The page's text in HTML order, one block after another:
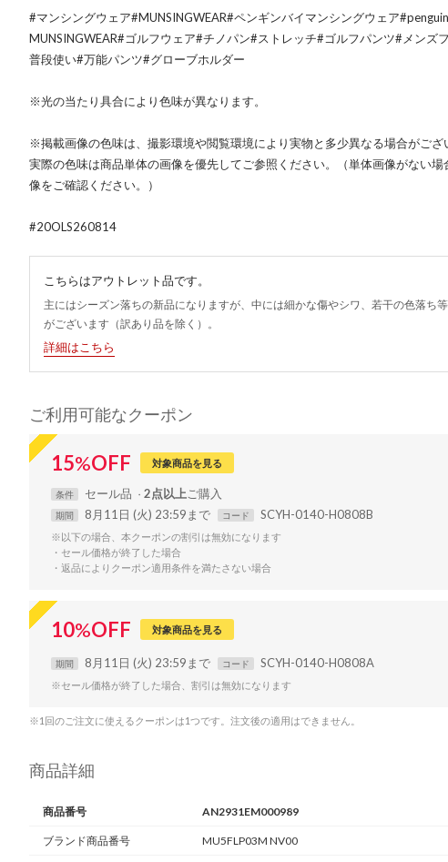
#マンシングウェア#MUNSINGWEAR#ペンギンバイマンシングウェア
MUNSINGWEAR#ゴルフウェア#チノパン#ストレッチ#ゴルフパンツ#メンズ
普段使い#万能パンツ#グローブホルダー
※光の当たり具合により色味が異なります。
※掲載画像の色味は、撮影環境や閲覧環境により実物と多少異なる場合がござ
実際の色味は商品単体の画像を優先してご参照ください。（単体画像がない場
像をご確認ください。）
#20OLS260814
こちらはアウトレット品です。
主にはシーズン落ちの新品になりますが、中には細かな傷やシワ、若干の色落ち
がございます（訳あり品を除く）。
詳細はこちら
ご利用可能なクーポン
15%OFF 対象商品を見る
条件 セール品 2点以上
期間 8月11日 (火) 23:59まで コード SCYH-0140-H0808B
※以下の場合、本クーポンの割引は無効になります
・セール価格が終了した場合
・返品によりクーポン適用条件を満たさない場合
10%OFF 対象商品を見る
期間 8月11日 (火) 23:59まで コード SCYH-0140-H0808A
※セール価格が終了した場合、割引は無効になります
※1回のご注文に使えるクーポンは1つです。注文後の適用はできません。
商品詳細
商品番号 AN2931EM000989
ブランド商品番号 MU5FLP03M NV00